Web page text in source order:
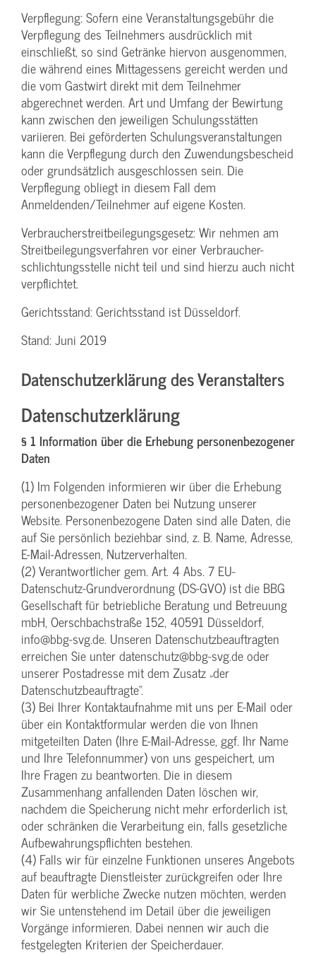
Verpflegung: Sofern eine Veranstaltungs­gebühr die
Verpflegung des Teilnehmers ausdrücklich mit
einschließt, so sind Getränke hiervon ausgenommen,
die während eines Mittagessens gereicht werden und
die vom Gastwirt direkt mit dem Teilnehmer
abgerechnet werden. Art und Umfang der Bewirtung
kann zwischen den jeweiligen Schulungsstätten
variieren. Bei geförderten Schulungs­veranstaltungen
kann die Verpflegung durch den Zuwendungs­bescheid
oder grundsätzlich ausgeschlossen sein. Die
Verpflegung obliegt in diesem Fall dem
Anmeldenden/­Teilnehmer auf eigene Kosten.
Verbraucher­streitbeilegungs­gesetz: Wir nehmen am
Streit­beilegungs­verfahren vor einer Verbraucher­
schlichtungs­stelle nicht teil und sind hierzu auch nicht
verpflichtet.
Gerichtsstand: Gerichtsstand ist Düsseldorf.
Stand: Juni 2019
Datenschutzerklärung des Veranstalters
Datenschutzerklärung
§ 1 Information über die Erhebung personenbezogener
Daten
(1) Im Folgenden informieren wir über die Erhebung
personenbezogener Daten bei Nutzung unserer
Website. Personenbezogene Daten sind alle Daten, die
auf Sie persönlich beziehbar sind, z. B. Name, Adresse,
E-Mail-Adressen, Nutzerverhalten.
(2) Verantwortlicher gem. Art. 4 Abs. 7 EU-
Datenschutz-Grundverordnung (DS-GVO) ist die BBG
Gesellschaft für betriebliche Beratung und Betreuung
mbH, Oerschbachstraße 152, 40591 Düsseldorf,
info@bbg-svg.de. Unseren Datenschutzbeauftragten
erreichen Sie unter datenschutz@bbg-svg.de oder
unserer Postadresse mit dem Zusatz „der
Datenschutzbeauftragte“.
(3) Bei Ihrer Kontaktaufnahme mit uns per E-Mail oder
über ein Kontaktformular werden die von Ihnen
mitgeteilten Daten (Ihre E-Mail-Adresse, ggf. Ihr Name
und Ihre Telefonnummer) von uns gespeichert, um
Ihre Fragen zu beantworten. Die in diesem
Zusammenhang anfallenden Daten löschen wir,
nachdem die Speicherung nicht mehr erforderlich ist,
oder schränken die Verarbeitung ein, falls gesetzliche
Aufbewahrungspflichten bestehen.
(4) Falls wir für einzelne Funktionen unseres Angebots
auf beauftragte Dienstleister zurückgreifen oder Ihre
Daten für werbliche Zwecke nutzen möchten, werden
wir Sie untenstehend im Detail über die jeweiligen
Vorgänge informieren. Dabei nennen wir auch die
festgelegten Kriterien der Speicherdauer.